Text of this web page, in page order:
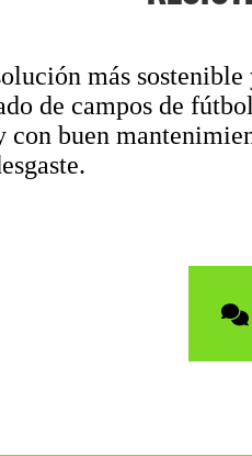
más
de campos de
con buen